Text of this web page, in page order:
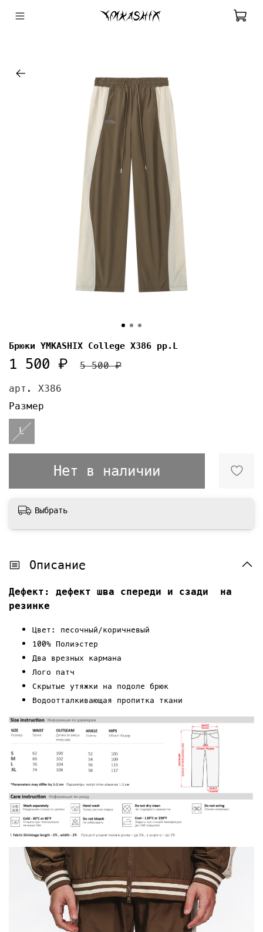
арт. X386
Брюки YMKASHIX College X386 pp.L
1 500 ₽ 5 500 ₽
Нет в наличии
Размер
L
Выбрать
Описание
Дефект: дефект шва спереди и сзади
на
резинке
Цвет: песочный/коричневый
100% Полиэстер
Два врезных кармана
Лого патч
Скрытые утяжки на подоле брюк
Водоотталкивающая пропитка ткани